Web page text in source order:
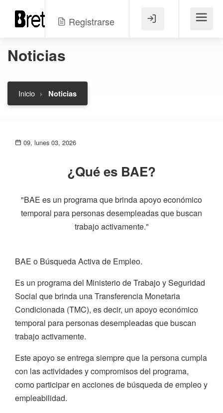
Registrarse Menú
Noticias
Inicio Noticias
09, lunes 03, 2026
¿Qué es BAE?
"BAE es un programa que brinda apoyo económico
temporal para personas desempleadas que buscan
trabajo activamente."
BAE o Búsqueda Activa de Empleo.
Es un programa del Ministerio de Trabajo y Seguridad
Social que brinda una Transferencia Monetaria
Condicionada (TMC), es decir, un apoyo económico
temporal para personas desempleadas que buscan
trabajo activamente.
Este apoyo se entrega siempre que la persona cumpla
con las actividades y compromisos del programa,
como participar en acciones de búsqueda de empleo y
empleabilidad.